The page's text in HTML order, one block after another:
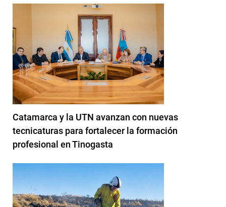
Catamarca y la UTN avanzan con nuevas
tecnicaturas para fortalecer la formación
profesional en Tinogasta